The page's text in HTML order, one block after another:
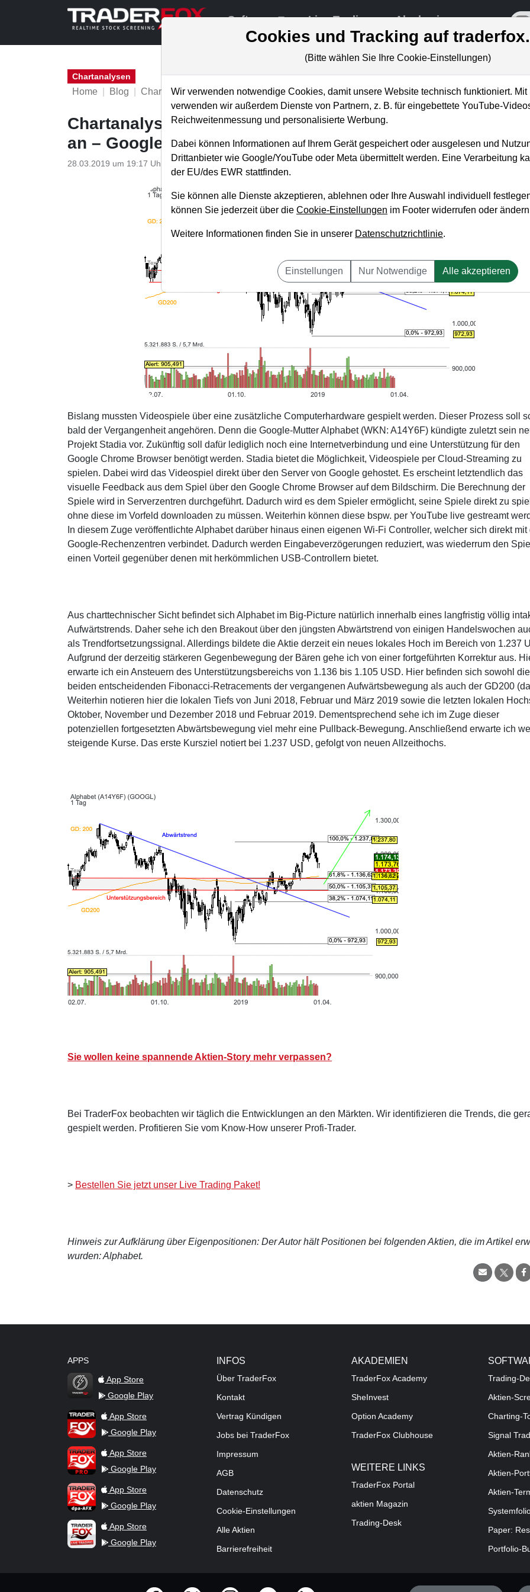
Software Live-Trading Akademie
Chartanalysen
Home Blog Chartanalysen
Chartanalyse Alphabet: Ein neues Zeitalter des Gamings
an – Google ist der Revolutionär!
28.03.2019 um 19:17 Uhr P. Uhlschmied
Bislang mussten Videospiele über eine zusätzliche Computerhardware gespielt werden. Dieser Prozess soll
bald der Vergangenheit angehören. Denn die Google-Mutter Alphabet (WKN: A14Y6F) kündigte zuletzt sein
Projekt Stadia vor. Zukünftig soll dafür lediglich noch eine Internetverbindung und eine Unterstützung für den
Google Chrome Browser benötigt werden. Stadia bietet die Möglichkeit, Videospiele per Cloud-Streaming zu
spielen. Dabei wird das Videospiel direkt über den Server von Google gehostet. Es erscheint letztendlich das
visuelle Feedback aus dem Spiel über den Google Chrome Browser auf dem Bildschirm. Die Berechnung der
Spiele wird in Serverzentren durchgeführt. Dadurch wird es dem Spieler ermöglicht, seine Spiele direkt zu
ohne diese im Vorfeld downloaden zu müssen. Weiterhin können diese bspw. per YouTube live gestreamt
In diesem Zuge veröffentlichte Alphabet darüber hinaus einen eigenen Wi-Fi Controller, welcher sich direkt mit
Google-Rechenzentren verbindet. Dadurch werden Eingabeverzögerungen reduziert, was wiederrum den
einen Vorteil gegenüber denen mit herkömmlichen USB-Controllern bietet.
Aus charttechnischer Sicht befindet sich Alphabet im Big-Picture natürlich innerhalb eines langfristig völlig
Aufwärtstrends. Daher sehe ich den Breakout über den jüngsten Abwärtstrend von einigen Handelswochen
als Trendfortsetzungssignal. Allerdings bildete die Aktie derzeit ein neues lokales Hoch im Bereich von 1.237
Aufgrund der derzeitig stärkeren Gegenbewegung der Bären gehe ich von einer fortgeführten Korrektur aus.
erwarte ich ein Ansteuern des Unterstützungsbereichs von 1.136 bis 1.105 USD. Hier befinden sich sowohl die
beiden entscheidenden Fibonacci-Retracements der vergangenen Aufwärtsbewegung als auch der GD200
Weiterhin notieren hier die lokalen Tiefs von Juni 2018, Februar und März 2019 sowie die letzten lokalen
Oktober, November und Dezember 2018 und Februar 2019. Dementsprechend sehe ich im Zuge dieser
potenziellen fortgesetzten Abwärtsbewegung viel mehr eine Pullback-Bewegung. Anschließend erwarte ich
steigende Kurse. Das erste Kursziel notiert bei 1.237 USD, gefolgt von neuen Allzeithochs.
Sie wollen keine spannende Aktien-Story mehr verpassen?
Bei TraderFox beobachten wir täglich die Entwicklungen an den Märkten. Wir identifizieren die Trends, die
gespielt werden. Profitieren Sie vom Know-How unserer Profi-Trader.
> Bestellen Sie jetzt unser Live Trading Paket!
Hinweis zur Aufklärung über Eigenpositionen: Der Autor hält Positionen bei folgenden Aktien, die im Artikel
wurden: Alphabet.
APPS
TraderFox Flash
App Store
Google Play
TraderFox AppApp Store
Google Play
TraderFox ProApp Store
Google Play
TraderFox dpa-AFX ProFeed
App Store
Google Play
TraderFox Live Trading
App Store
Google Play
INFOS
Über TraderFox
Kontakt
Vertrag Kündigen
Jobs bei TraderFox
Impressum
AGB
Datenschutz
Cookie-Einstellungen
Alle Aktien
Barrierefreiheit
AKADEMIEN
TraderFox Academy
SheInvest
Option Academy
TraderFox Clubhouse
WEITERE LINKS
TraderFox Portal
aktien Magazin
Trading-Desk
Trading-
Aktien-
Charting-
Signal
Aktien-
Aktien-
Aktien-
Paper:
Portfolio-
offizielle Social Media-Accounts
Cookies und Tracking auf
(Bitte wählen Sie Ihre Cookie-Einstellungen)
Wir verwenden notwendige Cookies, damit unsere Website technisch funktioniert.
verwenden wir außerdem Dienste von Partnern, z. B. für eingebettete YouTube-
Reichweitenmessung und personalisierte Werbung.
Dabei können Informationen auf Ihrem Gerät gespeichert oder ausgelesen und
Drittanbieter wie Google/YouTube oder Meta übermittelt werden. Eine Verarbeitung
der EU/des EWR stattfinden.
Sie können alle Dienste akzeptieren, ablehnen oder Ihre Auswahl individuell
können Sie jederzeit über die Cookie-Einstellungen im Footer widerrufen oder
Weitere Informationen finden Sie in unserer Datenschutzrichtlinie.
Einstellungen Nur Notwendige Alle akzeptieren